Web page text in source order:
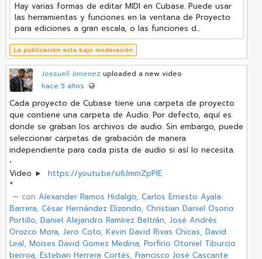
Hay varias formas de editar MIDI en Cubase. Puede usar
las herramientas y funciones en la ventana de Proyecto
para ediciones a gran escala, o las funciones d...
La publicación esta bajo moderación
Jossuell Jimenez uploaded a new video
hace 5 años
Cada proyecto de Cubase tiene una carpeta de proyecto
que contiene una carpeta de Audio. Por defecto, aquí es
donde se graban los archivos de audio. Sin embargo, puede
seleccionar carpetas de grabación de manera
independiente para cada pista de audio si así lo necesita.
•
Video ►
https://youtu.be/si6JmmZpPlE
*
‏ — con Alexander Ramos Hidalgo, Carlos Ernesto Ayala
Barrera, César Hernández Elizondo, Christian Daniel Osorio
Portillo, Daniel Alejandro Ramírez Beltrán, José Andrés
Orozco Mora, Jero Coto, Kevin David Rivas Chicas, David
Leal, Moises David Gomez Medina, Porfirio Otoniel Tiburcio
berroa, Esteban Herrera Cortés, Francisco José Cascante